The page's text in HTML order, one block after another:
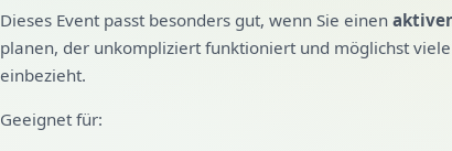
Dieses Event passt besonders gut, wenn Sie einen
planen, der unkompliziert funktioniert und möglichst
einbezieht.
Geeignet für: